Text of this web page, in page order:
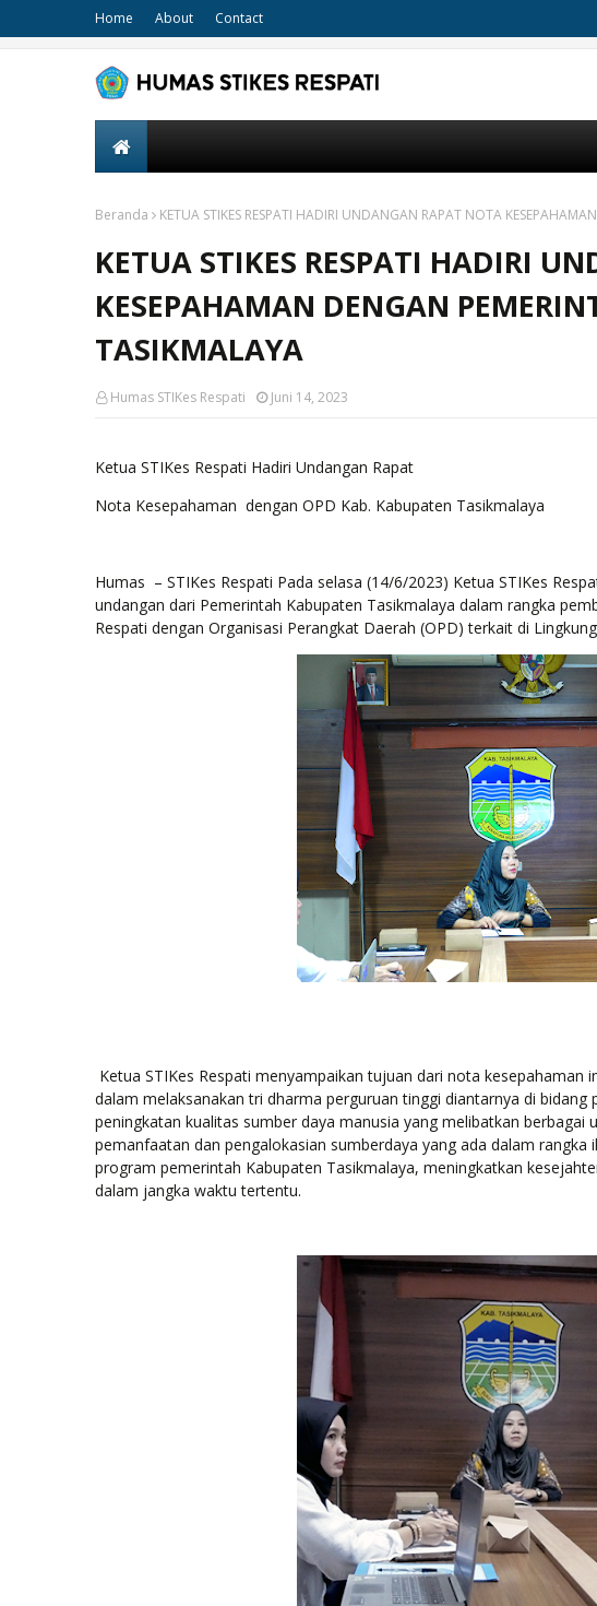
Home About Contact
Beranda KETUA STIKES RESPATI HADIRI UNDANGAN RAPAT NOTA
KETUA STIKES RESPATI HADIRI
KESEPAHAMAN DENGAN
TASIKMALAYA
Humas STIKes Respati Juni 14, 2023
Ketua STIKes Respati Hadiri Undangan Rapat
Nota Kesepahaman dengan OPD Kab. Kabupaten Tasikmalaya
Humas – STIKes Respati Pada selasa (14/6/2023) Ketua STIKes
undangan dari Pemerintah Kabupaten Tasikmalaya dalam rangka
Respati dengan Organisasi Perangkat Daerah (OPD) terkait di
Ketua STIKes Respati menyampaikan tujuan dari nota
dalam melaksanakan tri dharma perguruan tinggi diantarnya di bidang
peningkatan kualitas sumber daya manusia yang melibatkan berbagai
pemanfaatan dan pengalokasian sumberdaya yang ada dalam
program pemerintah Kabupaten Tasikmalaya, meningkatkan
dalam jangka waktu tertentu.